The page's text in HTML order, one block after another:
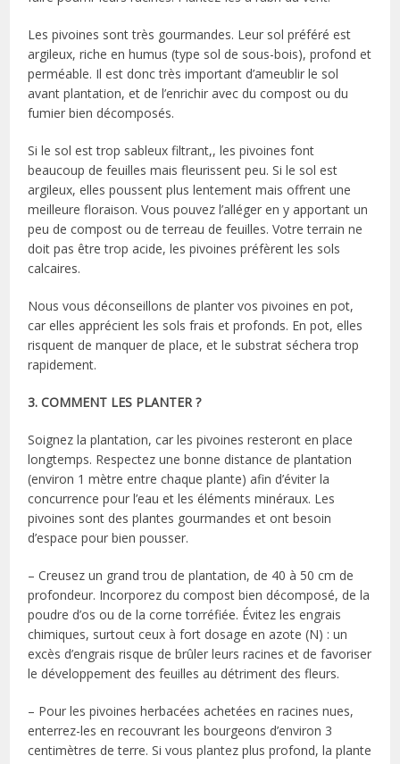
Les pivoines sont très gourmandes. Leur sol préféré est
argileux, riche en humus (type sol de sous-bois), profond et
perméable. Il est donc très important d’ameublir le sol
avant plantation, et de l’enrichir avec du compost ou du
fumier bien décomposés.
Si le sol est trop sableux filtrant,, les pivoines font
beaucoup de feuilles mais fleurissent peu. Si le sol est
argileux, elles poussent plus lentement mais offrent une
meilleure floraison. Vous pouvez l’alléger en y apportant un
peu de compost ou de terreau de feuilles. Votre terrain ne
doit pas être trop acide, les pivoines préfèrent les sols
calcaires.
Nous vous déconseillons de planter vos pivoines en pot,
car elles apprécient les sols frais et profonds. En pot, elles
risquent de manquer de place, et le substrat séchera trop
rapidement.
3. COMMENT LES PLANTER ?
Soignez la plantation, car les pivoines resteront en place
longtemps. Respectez une bonne distance de plantation
(environ 1 mètre entre chaque plante) afin d’éviter la
concurrence pour l’eau et les éléments minéraux. Les
pivoines sont des plantes gourmandes et ont besoin
d’espace pour bien pousser.
– Creusez un grand trou de plantation, de 40 à 50 cm de
profondeur. Incorporez du compost bien décomposé, de la
poudre d’os ou de la corne torréfiée. Évitez les engrais
chimiques, surtout ceux à fort dosage en azote (N) : un
excès d’engrais risque de brûler leurs racines et de favoriser
le développement des feuilles au détriment des fleurs.
– Pour les pivoines herbacées achetées en racines nues,
enterrez-les en recouvrant les bourgeons d’environ 3
centimètres de terre. Si vous plantez plus profond, la plante